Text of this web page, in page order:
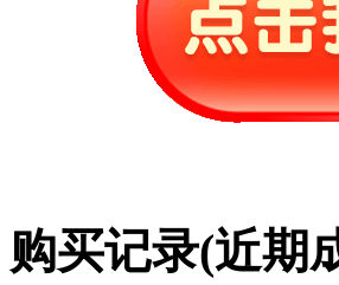
购买记录(近期